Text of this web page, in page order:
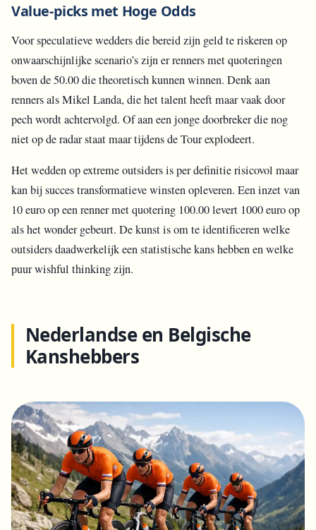
Value-picks met Hoge Odds
Voor speculatieve wedders die bereid zijn geld te riskeren op
onwaarschijnlijke scenario’s zijn er renners met quoteringen
boven de 50.00 die theoretisch kunnen winnen. Denk aan
renners als Mikel Landa, die het talent heeft maar vaak door
pech wordt achtervolgd. Of aan een jonge doorbreker die nog
niet op de radar staat maar tijdens de Tour explodeert.
Het wedden op extreme outsiders is per definitie risicovol maar
kan bij succes transformatieve winsten opleveren. Een inzet van
10 euro op een renner met quotering 100.00 levert 1000 euro op
als het wonder gebeurt. De kunst is om te identificeren welke
outsiders daadwerkelijk een statistische kans hebben en welke
puur wishful thinking zijn.
Nederlandse en Belgische
Kanshebbers